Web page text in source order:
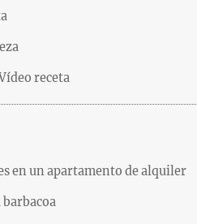
receta
en un apartamento de alquiler
barbacoa